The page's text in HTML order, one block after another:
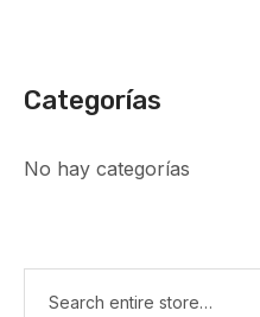
Categorías
No hay categorías